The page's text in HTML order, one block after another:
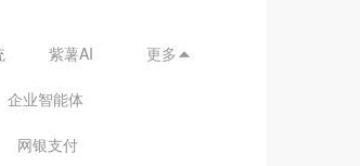
紫薯AI
企业智能体
网银支付
更多 